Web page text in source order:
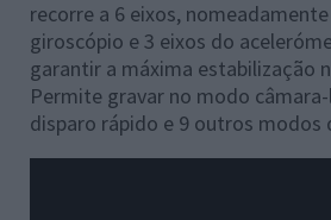
recorre a 6 eixos,
giroscópio e 3 eixos do
garantir a máxima estabilização
Permite gravar no modo
disparo rápido e 9 outros modos